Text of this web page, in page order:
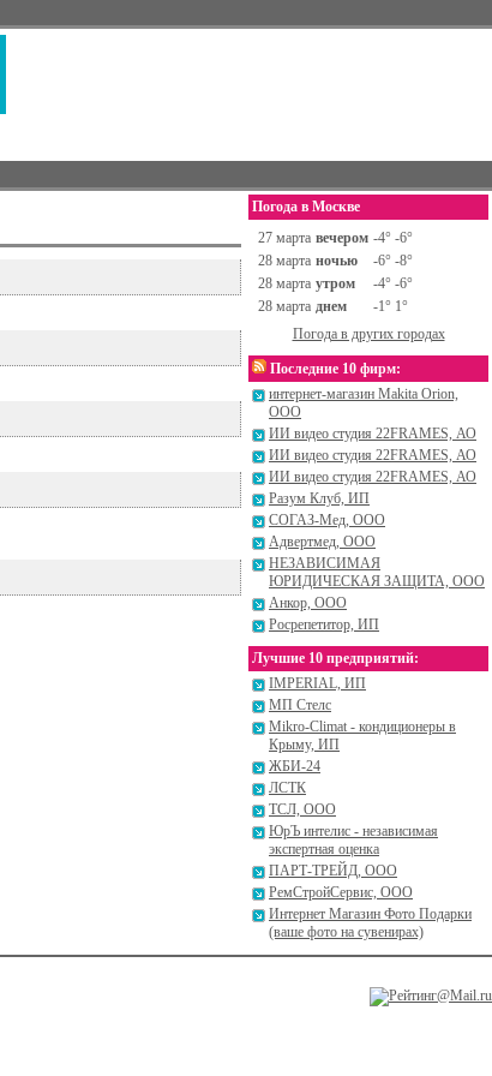
Погода в Москве
27 марта вечером -4° -6°
28 марта ночью
-6° -8°
28 марта утром
-4° -6°
28 марта днем
-1° 1°
Погода в других городах
Последние 10 фирм:
интернет-магазин Makita Orion,
ООО
ИИ видео студия 22FRAMES, АО
ИИ видео студия 22FRAMES, АО
ИИ видео студия 22FRAMES, АО
Разум Клуб, ИП
СОГАЗ-Мед, ООО
Адвертмед, ООО
НЕЗАВИСИМАЯ
ЮРИДИЧЕСКАЯ ЗАЩИТА, ООО
Анкор, ООО
Росрепетитор, ИП
Лучшие 10 предприятий:
IMPERIAL, ИП
МП Стелс
Mikro-Climat - кондиционеры в
Крыму, ИП
ЖБИ-24
ЛСТК
ТСЛ, ООО
ЮрЪ интелис - независимая
экспертная оценка
ПАРТ-ТРЕЙД, ООО
РемСтройСервис, ООО
Интернет Магазин Фото Подарки
(ваше фото на сувенирах)